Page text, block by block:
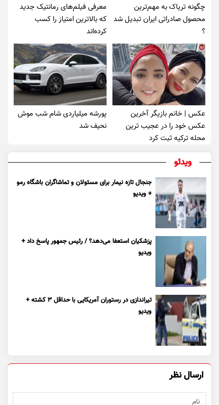
چگونه تریاک به مهم‌ترین
محصول صادراتی ایران تبدیل شد
؟
معرفی فیلم‌های رمانتیک جدید
که بالاترین امتیاز را کسب
کرده‌اند
عکس | خانم بازیگر آخرین
عکس خود را در عجیب ترین
محله ترکیه ثبت کرد
پورشه میلیاردی شام شب موش‌
نحیف شد
ویدئو
جنجال تازه نیمار برای مسئولان و تماشاگران باشگاه رمو
+ ویدیو
پزشکیان استعفا می‌دهد؟ / رئیس جمهور پاسخ داد +
ویدیو
تیراندازی در رستوران آمریکایی با حداقل ۳ کشته +
ویدیو
ارسال نظر